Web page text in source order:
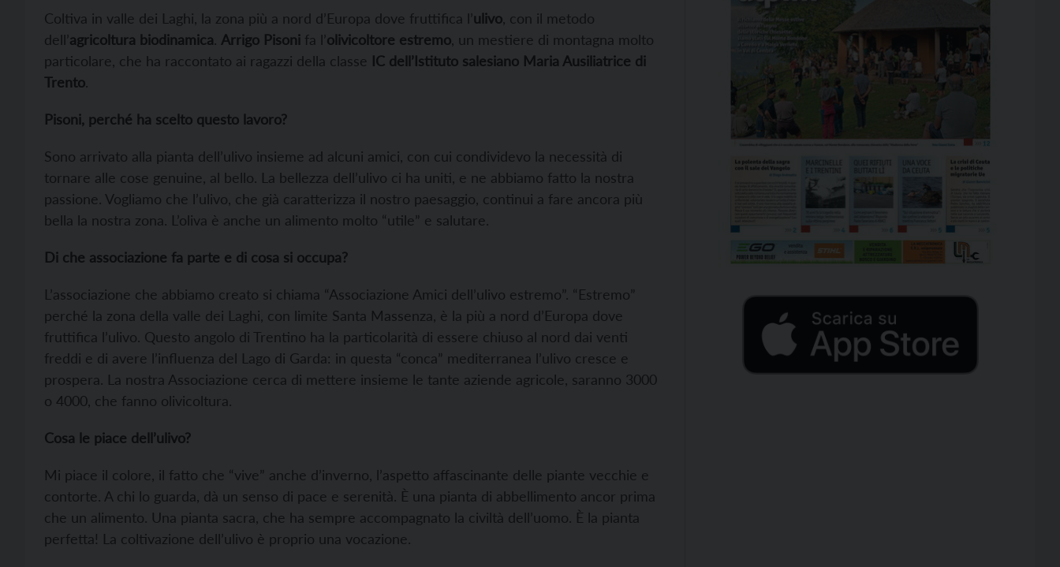
Coltiva in valle dei Laghi, la zona più a nord d’Europa dove fruttifica l’ulivo, con il metodo
dell’agricoltura biodinamica. Arrigo Pisoni fa l’olivicoltore estremo, un mestiere di montagna molto
particolare, che ha raccontato ai ragazzi della classe IC dell’Istituto salesiano Maria Ausiliatrice di
Trento.
Pisoni, perché ha scelto questo lavoro?
Sono arrivato alla pianta dell’ulivo insieme ad alcuni amici, con cui condividevo la necessità di
tornare alle cose genuine, al bello. La bellezza dell’ulivo ci ha uniti, e ne abbiamo fatto la nostra
passione. Vogliamo che l’ulivo, che già caratterizza il nostro paesaggio, continui a fare ancora più
bella la nostra zona. L’oliva è anche un alimento molto “utile” e salutare.
Di che associazione fa parte e di cosa si occupa?
L’associazione che abbiamo creato si chiama “Associazione Amici dell’ulivo estremo”. “Estremo”
perché la zona della valle dei Laghi, con limite Santa Massenza, è la più a nord d’Europa dove
fruttifica l’ulivo. Questo angolo di Trentino ha la particolarità di essere chiuso al nord dai venti
freddi e di avere l’influenza del Lago di Garda: in questa “conca” mediterranea l’ulivo cresce e
prospera. La nostra Associazione cerca di mettere insieme le tante aziende agricole, saranno 3000
o 4000, che fanno olivicoltura.
Cosa le piace dell’ulivo?
Mi piace il colore, il fatto che “vive” anche d’inverno, l’aspetto affascinante delle piante vecchie e
contorte. A chi lo guarda, dà un senso di pace e serenità. È una pianta di abbellimento ancor prima
che un alimento. Una pianta sacra, che ha sempre accompagnato la civiltà dell’uomo. È la pianta
perfetta! La coltivazione dell’ulivo è proprio una vocazione.